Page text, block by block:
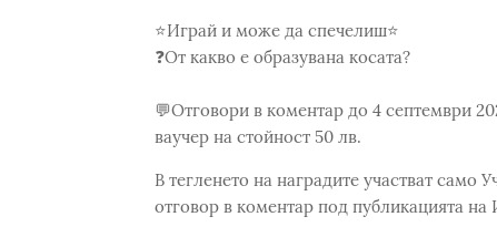
⭐Играй и може да спечелиш⭐
❓От какво е образувана косата?
💬Отговори в коментар до 4 септември
ваучер на стойност 50 лв.
В тегленето на наградите участват само
отговор в коментар под публикацията